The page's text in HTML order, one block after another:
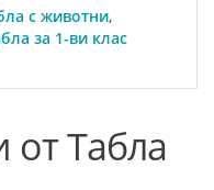
с животни,
за 1-ви клас
от Табла